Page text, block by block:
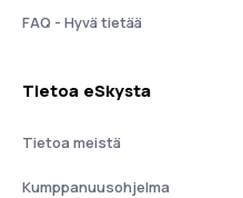
FAQ - Hyvä tietää
Tietoa eSkysta
Tietoa meistä
Kumppanuusohjelma